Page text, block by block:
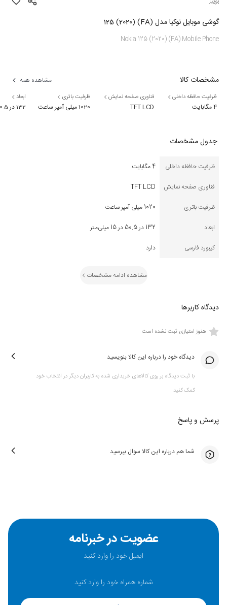
گوشی موبایل نوکیا مدل (FA) (2020) 125
Nokia 125 (2020) (FA) Mobile Phone
مشخصات کالا مشاهده همه
ظرفیت حافظه داخلی
4 مگابایت
فناوری صفحه نمایش
TFT LCD
ظرفیت باتری
1020 میلی آمپر ساعت
ابعاد
132 در 50.5 در 15 میلی‌متر
جدول مشخصات
ظرفیت حافظه داخلی
4 مگابایت
فناوری صفحه نمایش
TFT LCD
ظرفیت باتری
1020 میلی آمپر ساعت
ابعاد
132 در 50.5 در 15 میلی‌متر
کیبورد فارسی
دارد
مشاهده ادامه مشخصات
دیدگاه کاربرها
هنوز امتیازی ثبت نشده است
دیدگاه خود را درباره این کالا بنویسید
با ثبت دیدگاه بر روی کالاهای خریداری شده به کاربران دیگر در انتخاب خود
کمک کنید
پرسش و پاسخ
شما هم درباره این کالا سوال بپرسید
عضویت در خبرنامه